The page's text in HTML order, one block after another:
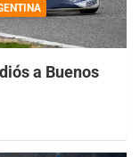
a Buenos